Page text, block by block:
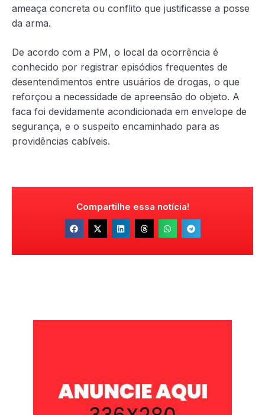
ameaça concreta ou conflito que justificasse a posse
da arma.
De acordo com a PM, o local da ocorrência é
conhecido por registrar episódios frequentes de
desentendimentos entre usuários de drogas, o que
reforçou a necessidade de apreensão do objeto. A
faca foi devidamente acondicionada em envelope de
segurança, e o suspeito encaminhado para as
providências cabíveis.
Compartilhe essa notícia!